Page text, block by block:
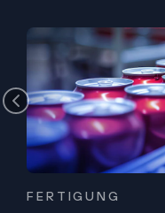
FERTIGUNG